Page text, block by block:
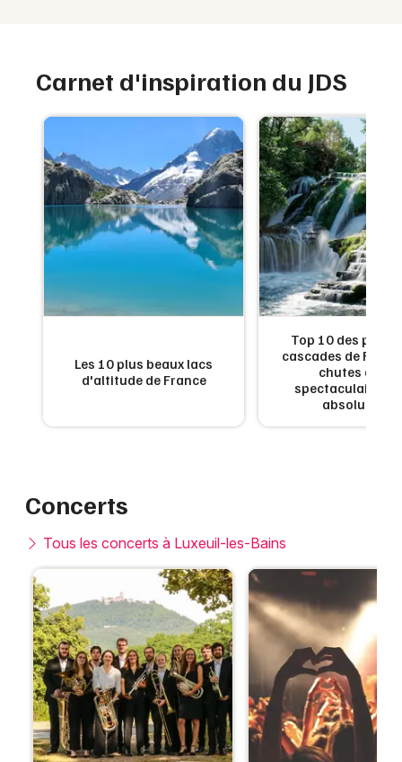
Carnet d'inspiration du JDS
Les 10 plus beaux lacs
d'altitude de France
Top 10 des plus
cascades de
chutes d'eau
spectaculaires à
absolument
Concerts
Tous les concerts à Luxeuil-les-Bains